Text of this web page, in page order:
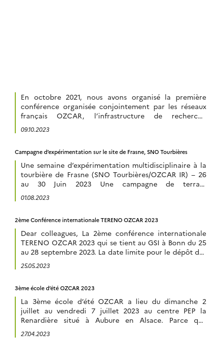
En octobre 2021, nous avons organisé la première
conférence organisée conjointement par les réseaux
français OZCAR, l’infrastructure de recherche
française sur les « Observatoires de la Zone Critique »
et allemand TERENO, » Terrestrial Environmental
conférence, première du genre en Europe, visant à
rassembler les scientifiques impliqués dans les
observations et recherches sur […]
09.10.2023
Campagne d’expérimentation sur le site de Frasne, SNO Tourbières
Une semaine d’expérimentation multidisciplinaire à la
tourbière de Frasne (SNO Tourbières/OZCAR IR) – 26
au 30 Juin 2023 Une campagne de terrain
pluridisciplinaire a été organisée sur le site de Frasne,
de l’observatoire SNO Tourbières du 26 au 30 juin 2023,
recherche OZCAR et du projet EQUIPEX + […]
01.08.2023
2ème Conférence internationale TERENO OZCAR 2023
Dear colleagues, La 2ème conférence internationale
TERENO OZCAR 2023 qui se tient au GSI à Bonn du 25
au 28 septembre 2023. La date limite pour le dépôt des
résumés est fixée au 1er juin 2023. Les informations sur
les différentes sessions sont sur le site de la conférence
espérant vous retrouver […]
25.05.2023
3ème école d’été OZCAR 2023
La 3ème école d’été OZCAR a lieu du dimanche 2
juillet au vendredi 7 juillet 2023 au centre PEP la
Renardière situé à Aubure en Alsace. Parce que
l’initiative scientifique de la zone critique vise à
reconnecter les disciplines des sciences de la nature
27.04.2023